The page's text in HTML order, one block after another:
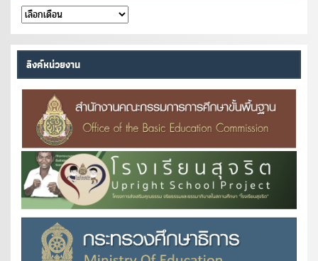
คลัง
หนังสือ
ลิงค์หน่วยงาน